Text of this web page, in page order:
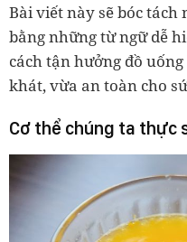
Bài viết này sẽ bóc
bằng những từ ngữ dễ
cách tận hưởng đồ
khát, vừa an toàn cho
Cơ thể chúng ta thực